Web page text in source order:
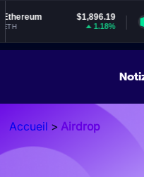
$1,896.19 Neo
NEO
Accueil >Airdrop